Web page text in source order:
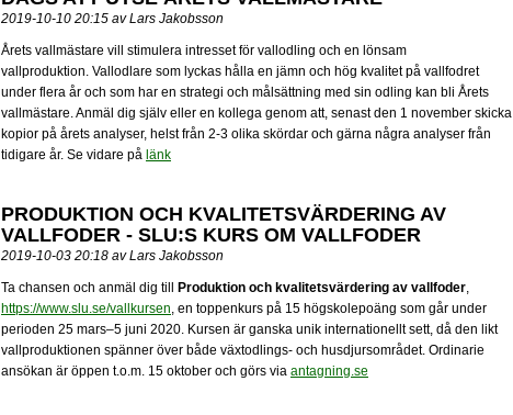
2019-10-10 20:15 av Lars Jakobsson
Årets vallmästare vill stimulera intresset för vallodling och en lönsam
vallproduktion. Vallodlare som lyckas hålla en jämn och hög kvalitet på vallfodret
under flera år och som har en strategi och målsättning med sin odling kan bli Årets
vallmästare. Anmäl dig själv eller en kollega genom att, senast den 1 november skicka
kopior på årets analyser, helst från 2-3 olika skördar och gärna några analyser från
tidigare år. Se vidare på länk
PRODUKTION OCH KVALITETSVÄRDERING AV
VALLFODER - SLU:S KURS OM VALLFODER
2019-10-03 20:18 av Lars Jakobsson
Ta chansen och anmäl dig till Produktion och kvalitetsvärdering av vallfoder,
https://www.slu.se/vallkursen, en toppenkurs på 15 högskolepoäng som går under
perioden 25 mars–5 juni 2020. Kursen är ganska unik internationellt sett, då den likt
vallproduktionen spänner över både växtodlings- och husdjursområdet. Ordinarie
ansökan är öppen t.o.m. 15 oktober och görs via antagning.se